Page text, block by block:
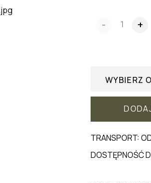
- +
WYBIERZ
TRANSPORT:
DOSTĘPNOŚĆ